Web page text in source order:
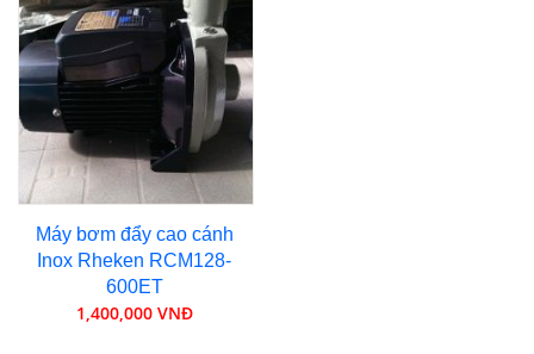
Máy bơm đẩy cao cánh
Inox Rheken RCM128-
600ET
1,400,000 VNĐ